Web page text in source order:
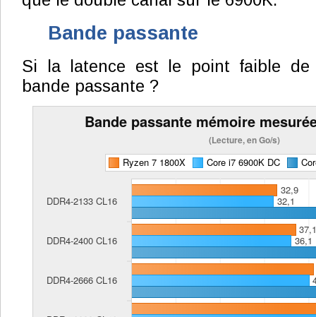
Bande passante
Si la latence est le point faible
bande passante ?